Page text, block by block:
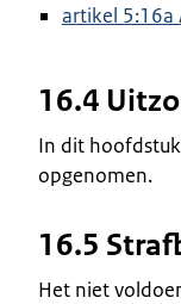
artikel 5:16a
16.4
In dit
opgenomen.
16.5
Het niet